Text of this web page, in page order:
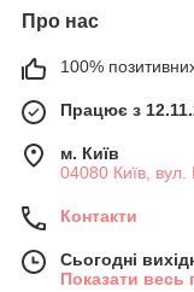
Про нас
100% позитивних
Працює з
м. Київ
04080 Київ, вул.
Контакти
Сьогодні
Показати весь